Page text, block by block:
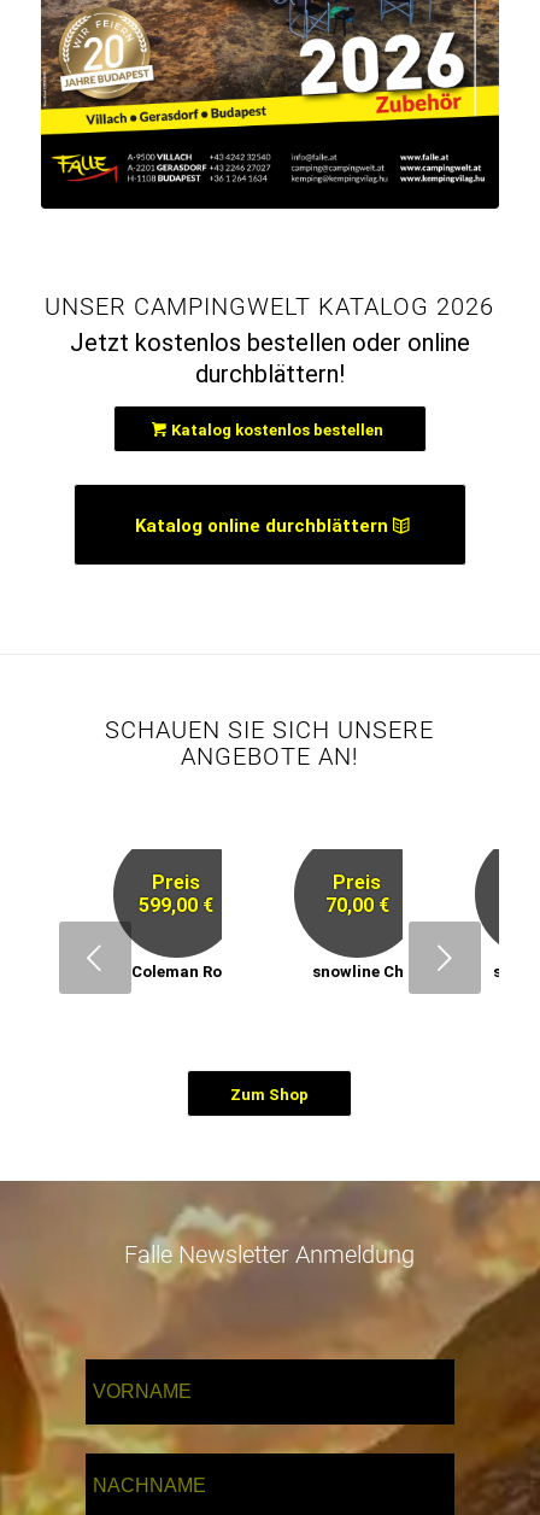
UNSER CAMPINGWELT KATALOG 2026
Jetzt kostenlos bestellen oder online
durchblättern!
Katalog kostenlos bestellen
Katalog online durchblättern
SCHAUEN SIE SICH UNSERE
ANGEBOTE AN!
Next
Preis
599,00 €
Coleman Rocky Mountain 5
Preis
70,00 €
snowline Chainsen ProXT
Zum Shop
Falle Newsletter Anmeldung